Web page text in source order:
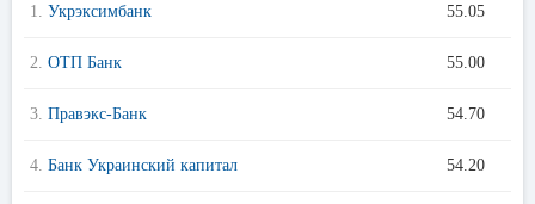
1. Укрэксимбанк 55.05
2. ОТП Банк 55.00
3. Правэкс-Банк 54.70
4. Банк Украинский капитал 54.20